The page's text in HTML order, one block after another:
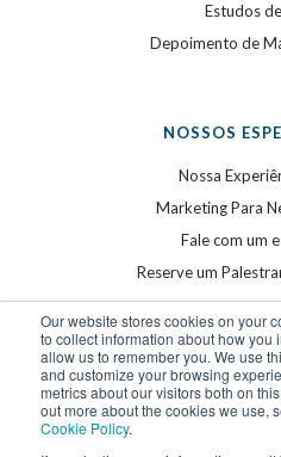
Our website stores cookies on your
to collect information about how you
allow us to remember you. We use
and customize your browsing
metrics about our visitors both on
out more about the cookies we use,
Cookie Policy.
Estudos
Depoimento de
NOSSOS
Nossa
Marketing Para
Fale com um
Reserve um